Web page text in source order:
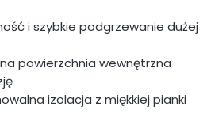
i szybkie podgrzewanie dużej
powierzchnia wewnętrzna
izolacja z miękkiej pianki